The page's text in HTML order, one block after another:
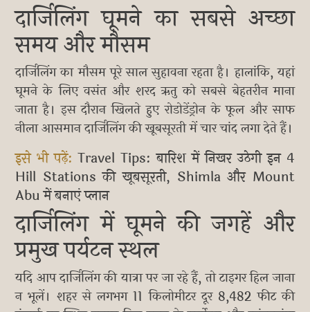
दार्जिलिंग घूमने का सबसे अच्छा
समय और मौसम
दार्जिलिंग का मौसम पूरे साल सुहावना रहता है। हालांकि, यहां
घूमने के लिए वसंत और शरद ऋतु को सबसे बेहतरीन माना
जाता है। इस दौरान खिलते हुए रोडोडेंड्रोन के फूल और साफ
नीला आसमान दार्जिलिंग की खूबसूरती में चार चांद लगा देते हैं।
इसे भी पढ़ें:Travel Tips: बारिश में निखर उठेगी इन 4
Hill Stations की खूबसूरती, Shimla और Mount
Abu में बनाएं प्लान
दार्जिलिंग में घूमने की जगहें और
प्रमुख पर्यटन स्थल
यदि आप दार्जिलिंग की यात्रा पर जा रहे हैं, तो टाइगर हिल जाना
न भूलें। शहर से लगभग 11 किलोमीटर दूर 8,482 फीट की